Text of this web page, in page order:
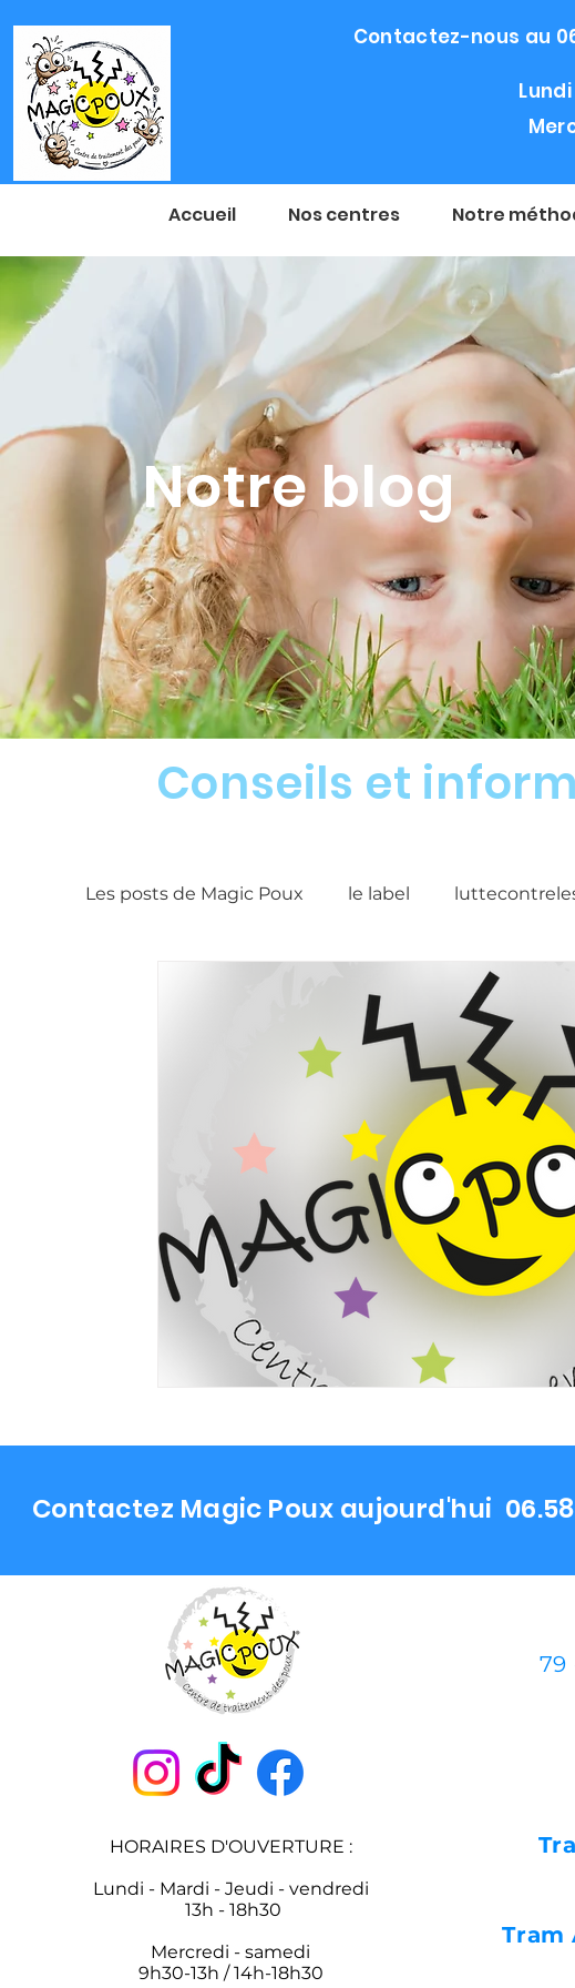
Contactez-nous au
Accueil Nos centres Notre
Notre blog
Conseils et
Les posts de Magic Poux le label
Produits anti poux
Contactez Magic Poux aujourd'hui
HORAIRES D'OUVERTURE :
Lundi - Mardi - Jeudi - vendredi
13h - 18h30
Mercredi - samedi
9h30-13h / 14h-18h30
79
Tram